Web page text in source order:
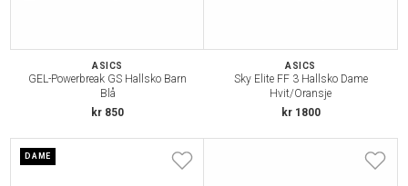
ASICS
GEL-Powerbreak GS Hallsko Barn
Blå
kr 850
ASICS
Sky Elite FF 3 Hallsko Dame
Hvit/Oransje
kr 1800
DAME